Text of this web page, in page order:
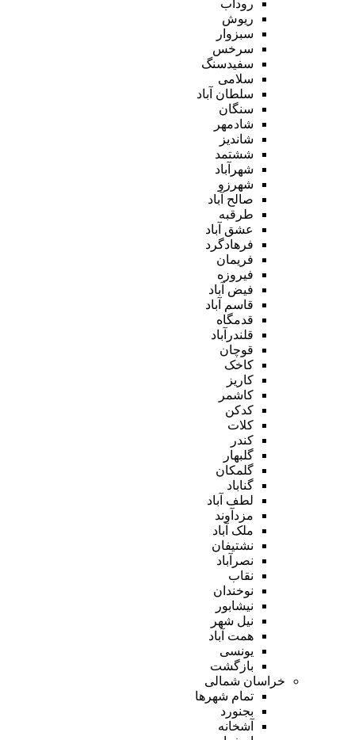
روداب
ریوش
سبزوار
سرخس
سفیدسنگ
سلامی
سلطان آباد
سنگان
شادمهر
شاندیز
ششتمد
شهرآباد
شهرزو
صالح آباد
طرقبه
عشق آباد
فرهادگرد
فریمان
فیروزه
فیض آباد
قاسم آباد
قدمگاه
قلندرآباد
قوچان
کاخک
کاریز
کاشمر
کدکن
کلات
کندر
گلبهار
گلمکان
گناباد
لطف آباد
مزدآوند
ملک آباد
نشتیفان
نصرآباد
نقاب
نوخندان
نیشابور
نیل شهر
همت آباد
یونسی
بازگشت
خراسان شمالی
تمام شهر‌ها
بجنورد
آشخانه